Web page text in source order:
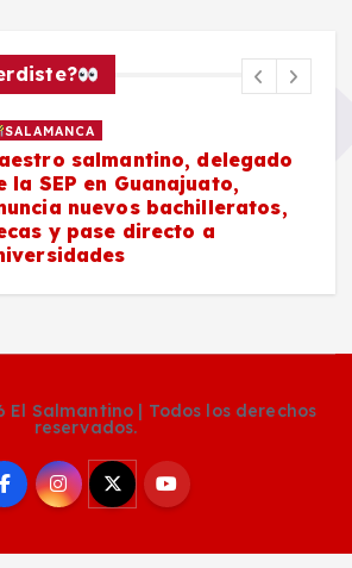
SALAMANCA
salmantino, delegado
la SEP en Guanajuato,
nuevos bachilleratos,
y pase directo a
El Salmantino | Todos los derechos
reservados.